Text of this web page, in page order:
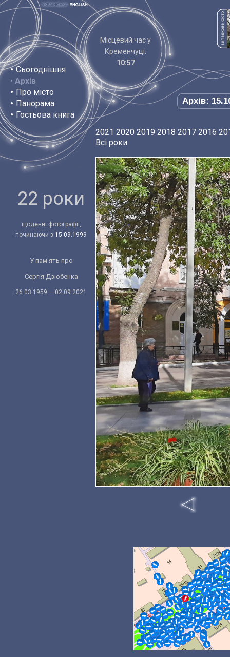
• Сьогоднішня
• Архів
• Про місто
• Панорама
• Гостьова книга
Місцевий час у
Кременчуці:
10:57
Архів:
22 роки
щоденні фотографії,
починаючи з 15.09.1999
У пам'ять про
Сергія Дзюбенка
26.03.1959 — 02.09.2021
2021 2020 2019 2018 2017 2016
Всі роки